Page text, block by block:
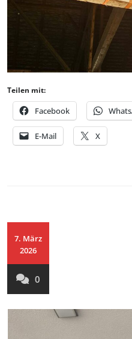
Teilen mit:
Facebook
E-Mail X
7. März
2026
0